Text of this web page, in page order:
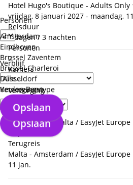
Personen
Verblijf
Verzorgingstype
Opslaan
Amsterdam
Eindhoven
Brussel Zaventem
Brussel Charleroi
Düsseldorf
Keulen Bonn
Opslaan
Hotel Hugo's Boutique - Adults Only
vrijdag, 8 januari 2027 - maandag,
Reisduur
4 dagen / 3 nachten
Personen
2
Kamers
1 x Tweepersoonskamer
Verzorging
Enkel logies
Heenreis
Amsterdam - Malta / EasyJet Europe
08 jan.
Terugreis
Malta - Amsterdam / EasyJet Europe
11 jan.